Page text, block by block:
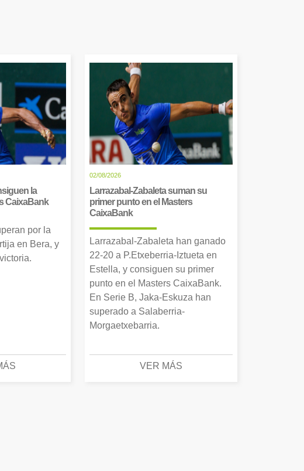
la
CaixaBank
por la
en Bera, y
02/08/2026
Larrazabal-Zabaleta suman su
primer punto en el Masters
CaixaBank
Larrazabal-Zabaleta han ganado
22-20 a P.Etxeberria-Iztueta en
Estella, y consiguen su primer
punto en el Masters CaixaBank.
En Serie B, Jaka-Eskuza han
superado a Salaberria-
Morgaetxebarria.
VER MÁS